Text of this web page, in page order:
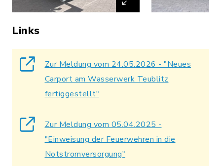
Links
Zur Meldung vom 24.05.2026 - "Neues
Carport am Wasserwerk Teublitz
fertiggestellt"
Zur Meldung vom 05.04.2025 -
"Einweisung der Feuerwehren in die
Notstromversorgung"